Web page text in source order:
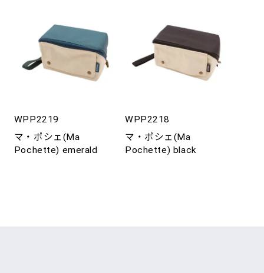
WPP2219
マ・ポシェ(Ma
Pochette) emerald
WPP2218
マ・ポシェ(Ma
Pochette) black